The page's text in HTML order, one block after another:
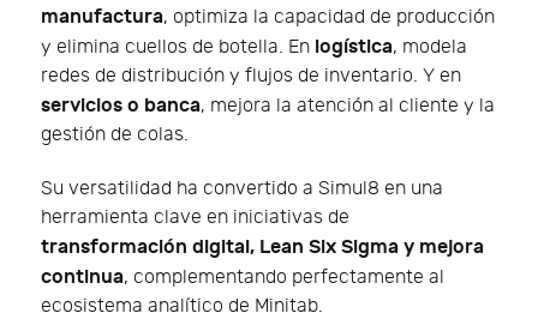
manufactura, optimiza la capacidad de producción
y elimina cuellos de botella. En logística, modela
redes de distribución y flujos de inventario. Y en
servicios o banca, mejora la atención al cliente y la
gestión de colas.
Su versatilidad ha convertido a Simul8 en una
herramienta clave en iniciativas de
transformación digital, Lean Six Sigma y mejora
continua, complementando perfectamente al
ecosistema analítico de Minitab.